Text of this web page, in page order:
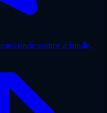
onde vamos a fundo.